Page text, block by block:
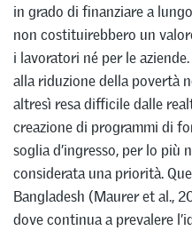
in grado di finanziare a
non costituirebbero un
i lavoratori né per le
alla riduzione della povertà
altresì resa difficile dalle
creazione di programmi di
soglia d’ingresso, per lo
considerata una priorità.
Bangladesh (Maurer et al.,
dove continua a prevalere